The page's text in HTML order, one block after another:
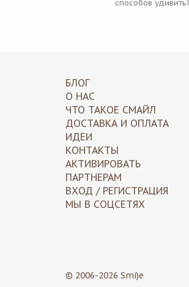
способов удивить!
БЛОГ
О НАС
ЧТО ТАКОЕ СМАЙЛ
ДОСТАВКА И ОПЛАТА
ИДЕИ
КОНТАКТЫ
АКТИВИРОВАТЬ
ПАРТНЕРАМ
ВХОД / РЕГИСТРАЦИЯ
МЫ В СОЦСЕТЯХ
© 2006-2026 Smi)e